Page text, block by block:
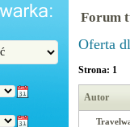
Forum
Oferta
Strona: 1
Autor